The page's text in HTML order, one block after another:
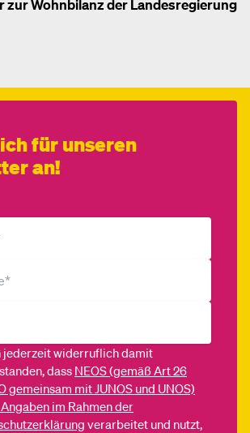
zur Wohnbilanz der Landesregierung
für unseren
an!
jederzeit widerruflich damit
dass NEOS (gemäß Art 26
gemeinsam mit JUNOS und UNOS)
im Rahmen der
verarbeitet und nutzt,